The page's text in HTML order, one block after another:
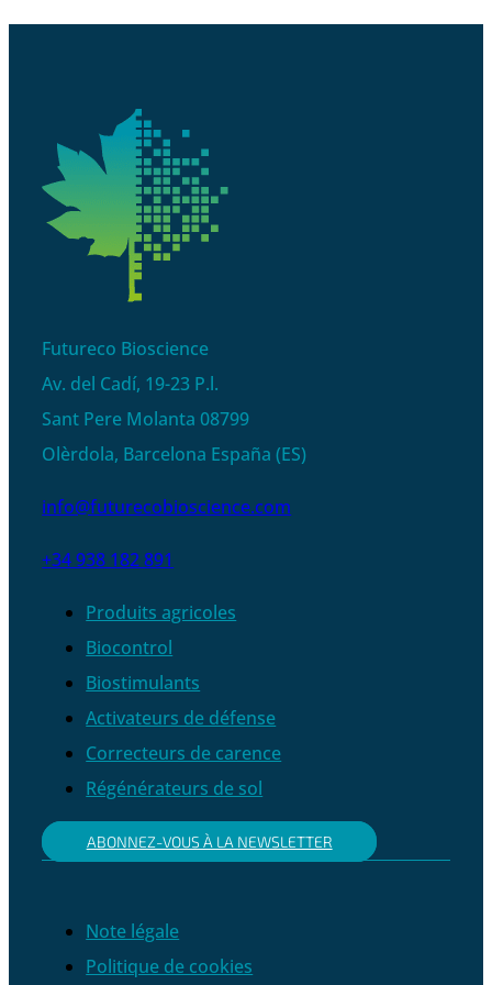
Futureco Bioscience
Av. del Cadí, 19-23 P.l.
Sant Pere Molanta 08799
Olèrdola, Barcelona España (ES)
info@futurecobioscience.com
+34 938 182 891
Produits agricoles
Biocontrol
Biostimulants
Activateurs de défense
Correcteurs de carence
Régénérateurs de sol
ABONNEZ-VOUS À LA NEWSLETTER
Note légale
Politique de cookies